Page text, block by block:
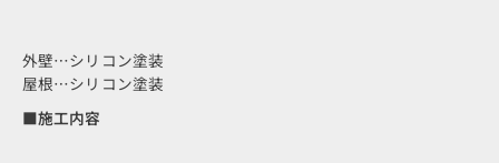
外壁…シリコン塗装
屋根…シリコン塗装
■施工内容